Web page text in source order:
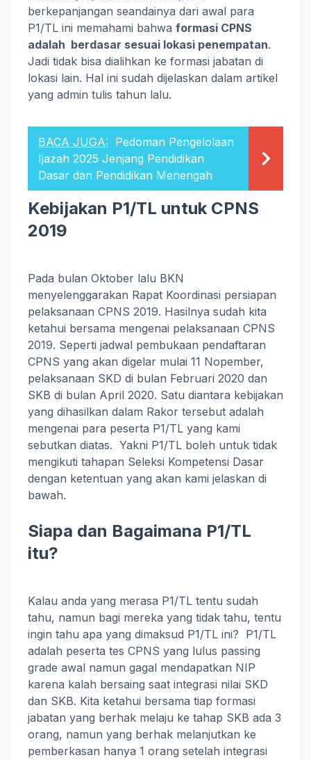
berkepanjangan seandainya dari awal para
P1/TL ini memahami bahwa formasi CPNS
adalah berdasar sesuai lokasi penempatan.
Jadi tidak bisa dialihkan ke formasi jabatan di
lokasi lain. Hal ini sudah dijelaskan dalam artikel
yang admin tulis tahun lalu.
BACA JUGA: Pedoman Pengelolaan
Ijazah 2025 Jenjang Pendidikan
Dasar dan Pendidikan Menengah
Kebijakan P1/TL untuk CPNS
2019
Pada bulan Oktober lalu BKN
menyelenggarakan Rapat Koordinasi persiapan
pelaksanaan CPNS 2019. Hasilnya sudah kita
ketahui bersama mengenai pelaksanaan CPNS
2019. Seperti jadwal pembukaan pendaftaran
CPNS yang akan digelar mulai 11 Nopember,
pelaksanaan SKD di bulan Februari 2020 dan
SKB di bulan April 2020. Satu diantara kebijakan
yang dihasilkan dalam Rakor tersebut adalah
mengenai para peserta P1/TL yang kami
sebutkan diatas. Yakni P1/TL boleh untuk tidak
mengikuti tahapan Seleksi Kompetensi Dasar
dengan ketentuan yang akan kami jelaskan di
bawah.
Siapa dan Bagaimana P1/TL
itu?
Kalau anda yang merasa P1/TL tentu sudah
tahu, namun bagi mereka yang tidak tahu, tentu
ingin tahu apa yang dimaksud P1/TL ini? P1/TL
adalah peserta tes CPNS yang lulus passing
grade awal namun gagal mendapatkan NIP
karena kalah bersaing saat integrasi nilai SKD
dan SKB. Kita ketahui bersama tiap formasi
jabatan yang berhak melaju ke tahap SKB ada 3
orang, namun yang berhak melanjutkan ke
pemberkasan hanya 1 orang setelah integrasi